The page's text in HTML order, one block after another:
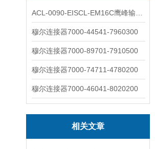
穆尔连接器7000-44541-7960300
穆尔连接器7000-89701-7910500
穆尔连接器7000-74711-4780200
穆尔连接器7000-46041-8020200
相关文章